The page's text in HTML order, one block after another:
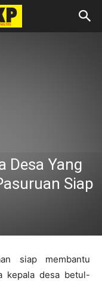
Desa Yang
Siap
siap membantu
kepala desa betul-